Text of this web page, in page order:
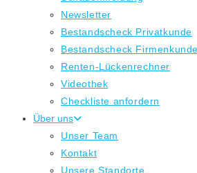
Newsletter
Bestandscheck Privatkunde
Bestandscheck Firmenkunde
Renten-Lückenrechner
Videothek
Checkliste anfordern
Über uns
Unser Team
Kontakt
Unsere Standorte